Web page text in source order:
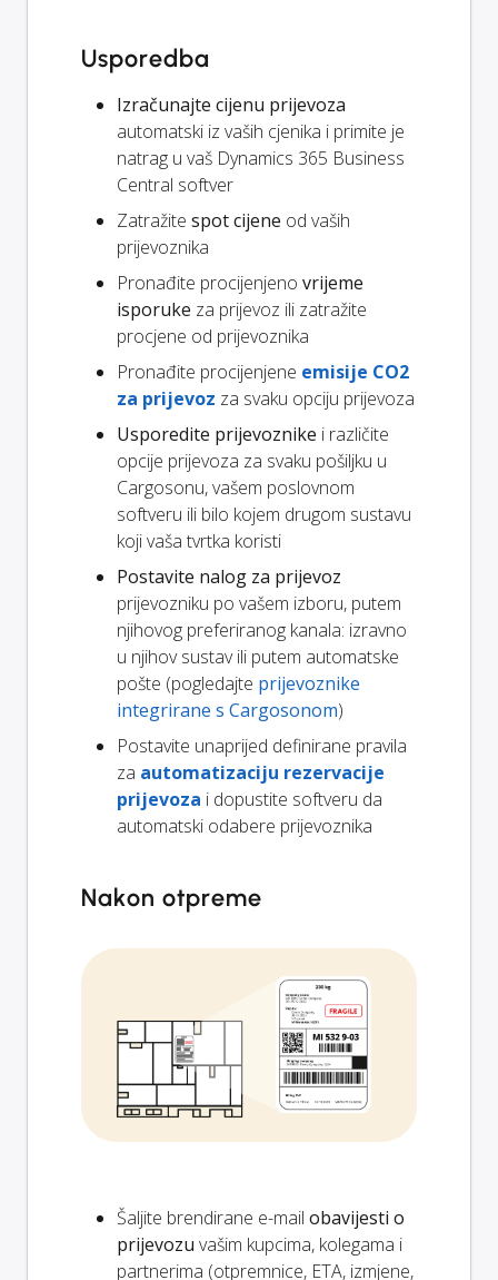
Usporedba
Izračunajte cijenu prijevoza
automatski iz vaših cjenika i primite je
natrag u vaš Dynamics 365 Business
Central softver
Zatražite spot cijene od vaših
prijevoznika
Pronađite procijenjeno vrijeme
isporuke za prijevoz ili zatražite
procjene od prijevoznika
Pronađite procijenjene emisije CO2
za prijevoz za svaku opciju prijevoza
Usporedite prijevoznike i različite
opcije prijevoza za svaku pošiljku u
Cargosonu, vašem poslovnom
softveru ili bilo kojem drugom sustavu
koji vaša tvrtka koristi
Postavite nalog za prijevoz
prijevozniku po vašem izboru, putem
njihovog preferiranog kanala: izravno
u njihov sustav ili putem automatske
pošte (pogledajte prijevoznike
integrirane s Cargosonom)
Postavite unaprijed definirane pravila
za automatizaciju rezervacije
prijevoza i dopustite softveru da
automatski odabere prijevoznika
Nakon otpreme
Šaljite brendirane e-mail obavijesti o
prijevozu vašim kupcima, kolegama i
partnerima (otpremnice, ETA, izmjene,